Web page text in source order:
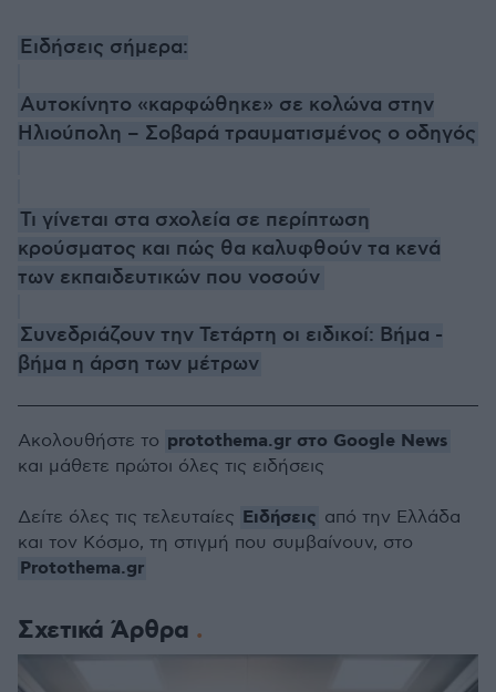
Ειδήσεις σήμερα:
Αυτοκίνητο «καρφώθηκε» σε κολώνα στην
Ηλιούπολη – Σοβαρά τραυματισμένος ο οδηγός
Τι γίνεται στα σχολεία σε περίπτωση
κρούσματος και πώς θα καλυφθούν τα κενά
των εκπαιδευτικών που νοσούν
Συνεδριάζουν την Τετάρτη οι ειδικοί: Βήμα -
βήμα η άρση των μέτρων
Σχετικά Άρθρα
Ακολουθήστε το protothema.gr στο Google News
και μάθετε πρώτοι όλες τις ειδήσεις
Δείτε όλες τις τελευταίες Ειδήσεις από την Ελλάδα
και τον Κόσμο, τη στιγμή που συμβαίνουν, στο
Protothema.gr